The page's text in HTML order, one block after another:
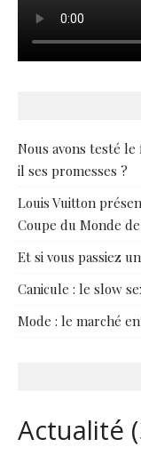
Nous avons testé
il ses promesses ?
Louis Vuitton
Coupe du Monde de
Et si vous passiez
Canicule : le slow
Mode : le marché
Actualité